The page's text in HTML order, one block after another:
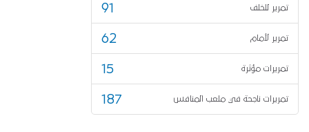
تمرير للخلف 91
تمرير لأمام 62
تمريرات مؤثرة 15
تمريرات ناجحة في ملعب المنافس 187